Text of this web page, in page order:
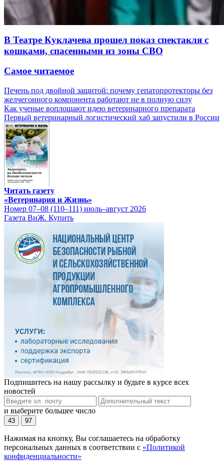
В Театре Куклачева прошел показ спектакля с
кошками, спасенными из зоны СВО
Самое читаемое
Печень под двойной защитой: почему гепатопротекторы без
желчегонного компонента работают не в полную силу
Как ученые воплощают идею ветеринарного препарата
Первый ветеринарный логистический хаб запустили в России
Читать газету
«Ветеринария и Жизнь»
Номер 07–08 (110–111) июль–август 2026
Газета ВиЖ. Купить
Подпишитесь на нашу рассылку и будьте в курсе всех
новостей
и выберите большее число
43 97
Нажимая на кнопку, Вы соглашаетесь на обработку
персональных данных в соответствии с «Политикой
конфиденциальности»